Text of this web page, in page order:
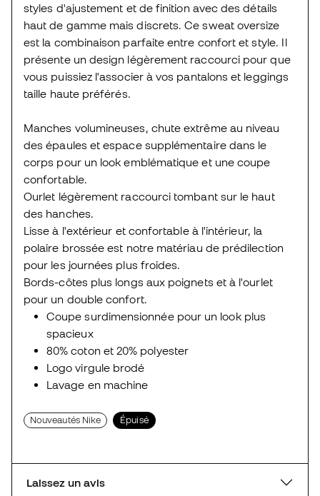
styles d'ajustement et de finition avec des détails
haut de gamme mais discrets. Ce sweat oversize
est la combinaison parfaite entre confort et style. Il
présente un design légèrement raccourci pour que
vous puissiez l'associer à vos pantalons et leggings
taille haute préférés.
Manches volumineuses, chute extrême au niveau
des épaules et espace supplémentaire dans le
corps pour un look emblématique et une coupe
confortable.
Ourlet légèrement raccourci tombant sur le haut
des hanches.
Lisse à l'extérieur et confortable à l'intérieur, la
polaire brossée est notre matériau de prédilection
pour les journées plus froides.
Bords-côtes plus longs aux poignets et à l'ourlet
pour un double confort.
Coupe surdimensionnée pour un look plus
spacieux
80% coton et 20% polyester
Logo virgule brodé
Lavage en machine
Nouveautés Nike Épuisé
Laissez un avis